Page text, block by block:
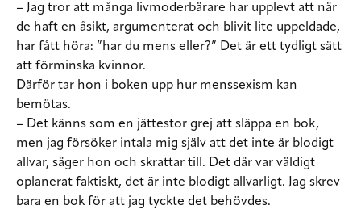
– Jag tror att många livmoderbärare har upplevt att när
de haft en åsikt, argumenterat och blivit lite uppeldade,
har fått höra: ”har du mens eller?” Det är ett tydligt sätt
att förminska kvinnor.
Därför tar hon i boken upp hur menssexism kan
bemötas.
– Det känns som en jättestor grej att släppa en bok,
men jag försöker intala mig själv att det inte är blodigt
allvar, säger hon och skrattar till. Det där var väldigt
oplanerat faktiskt, det är inte blodigt allvarligt. Jag skrev
bara en bok för att jag tyckte det behövdes.